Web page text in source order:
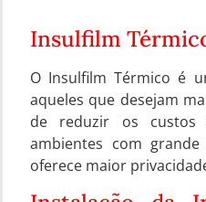
Insulfilm
O Insulfilm Térmico é
aqueles que desejam
de reduzir os custos
ambientes com
oferece maior